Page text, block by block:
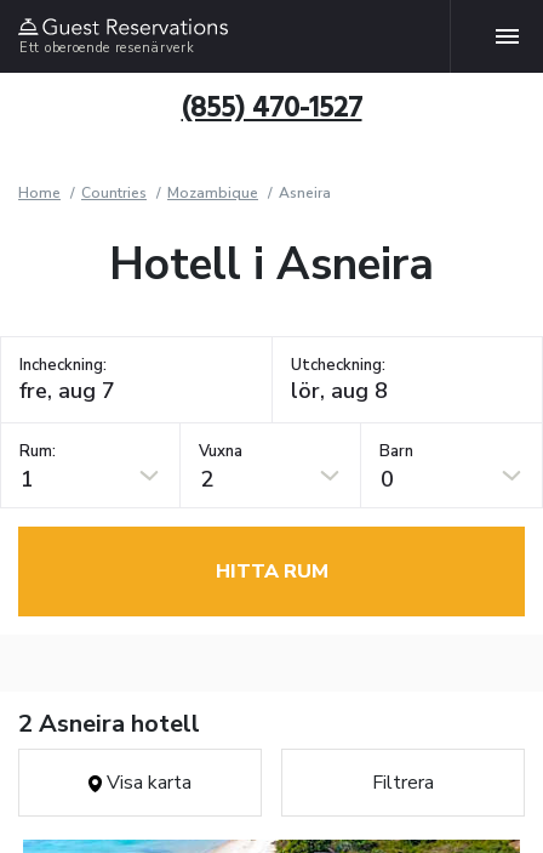
Ett oberoende resenärverk
(855) 470-1527
Home Countries Mozambique Asneira
Hotell i Asneira
Incheckning: Utcheckning:
Rum:
1
Vuxna
2
Barn
0
HITTA RUM
2 Asneira hotell
Visa karta Filtrera